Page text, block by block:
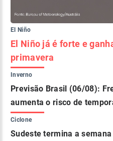
El Niño
El Niño já é forte e
primavera
Inverno
Previsão Brasil (06/08):
aumenta o risco de
Ciclone
Sudeste termina a